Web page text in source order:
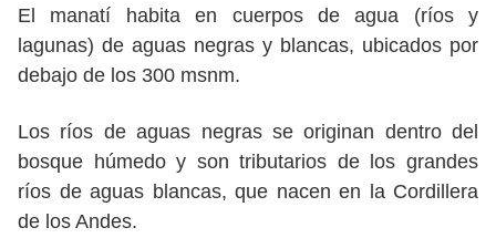
El manatí habita en cuerpos de agua (ríos y
lagunas) de aguas negras y blancas, ubicados por
debajo de los 300 msnm.
Los ríos de aguas negras se originan dentro del
bosque húmedo y son tributarios de los grandes
ríos de aguas blancas, que nacen en la Cordillera
de los Andes.